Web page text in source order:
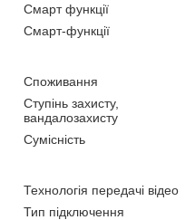
Смарт функції
Смарт-функції
Споживання
Ступінь захисту,
вандалозахисту
Сумісність
Технологія передачі відео
Тип підключення